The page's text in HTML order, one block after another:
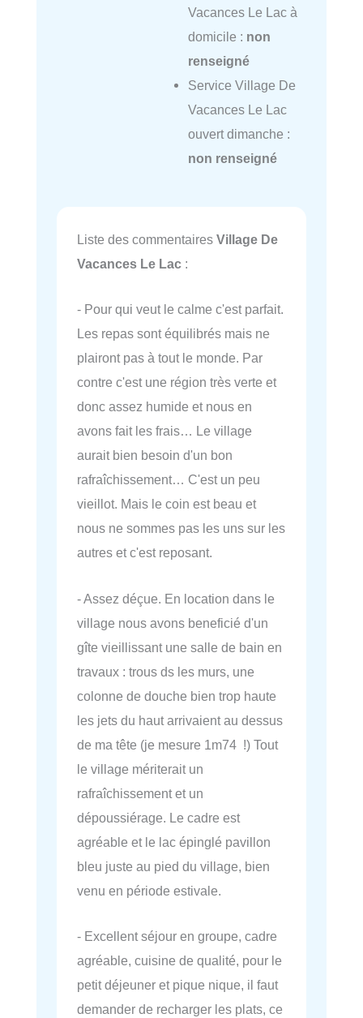
Vacances Le Lac à
domicile : non
renseigné
Service Village De
Vacances Le Lac
ouvert dimanche :
non renseigné
Liste des commentaires Village De
Vacances Le Lac :
- Pour qui veut le calme c'est parfait.
Les repas sont équilibrés mais ne
plairont pas à tout le monde. Par
contre c'est une région très verte et
donc assez humide et nous en
avons fait les frais… Le village
aurait bien besoin d'un bon
rafraîchissement… C'est un peu
vieillot. Mais le coin est beau et
nous ne sommes pas les uns sur les
autres et c'est reposant.
- Assez déçue. En location dans le
village nous avons beneficié d'un
gîte vieillissant une salle de bain en
travaux : trous ds les murs, une
colonne de douche bien trop haute
les jets du haut arrivaient au dessus
de ma tête (je mesure 1m74 !) Tout
le village mériterait un
rafraîchissement et un
dépoussiérage. Le cadre est
agréable et le lac épinglé pavillon
bleu juste au pied du village, bien
venu en période estivale.
- Excellent séjour en groupe, cadre
agréable, cuisine de qualité, pour le
petit déjeuner et pique nique, il faut
demander de recharger les plats, ce